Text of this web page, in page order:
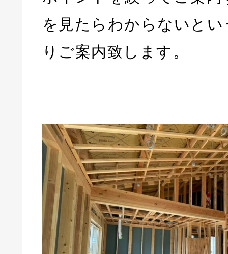
を見たらわからないと
りご案内致します。